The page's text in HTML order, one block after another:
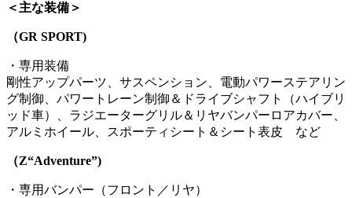
＜主な装備＞
（GR SPORT)
・専用装備
剛性アップパーツ、サスペンション、電動パワーステアリン
グ制御、パワートレーン制御＆ドライブシャフト（ハイブリ
ッド車）、ラジエーターグリル＆リヤバンパーロアカバー、
アルミホイール、スポーティシート＆シート表皮 など
（Z“Adventure”)
・専用バンパー（フロント／リヤ）